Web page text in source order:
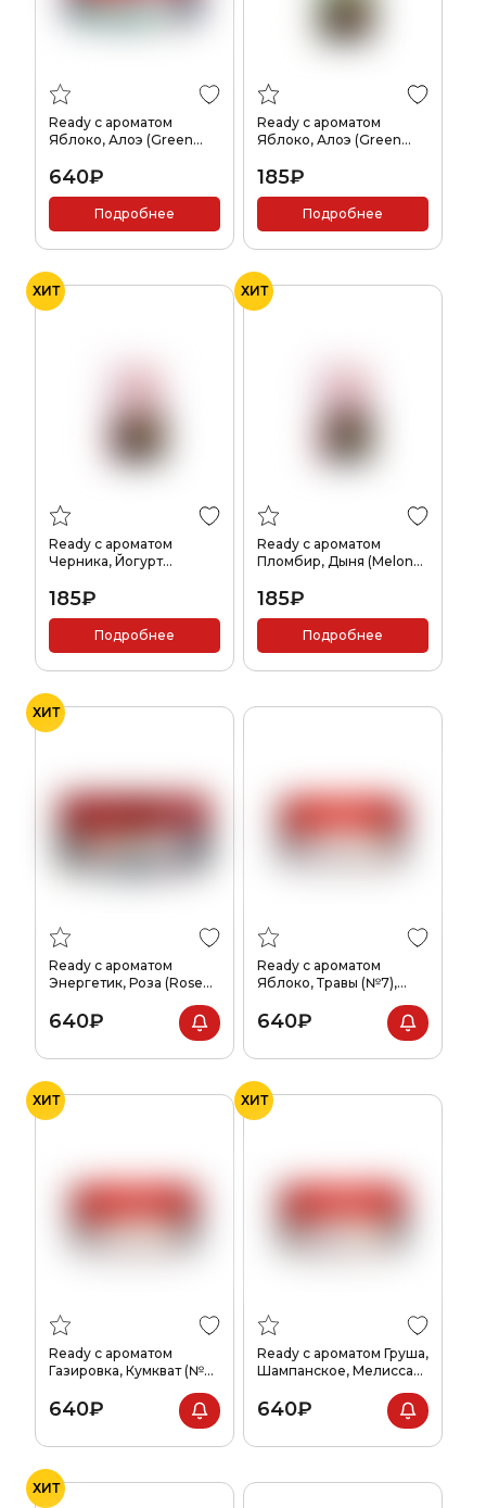
Ready с ароматом
Яблоко, Алоэ (Green
640₽
Подробнее
Ready с ароматом
Яблоко, Алоэ (Green
185₽
Подробнее
ХИТ
Ready с ароматом
Черника, Йогурт
185₽
Подробнее
ХИТ
Ready с ароматом
Пломбир, Дыня (Melon
185₽
Подробнее
ХИТ
Ready с ароматом
Энергетик, Роза (Rose
640₽
Ready с ароматом
Яблоко, Травы (№7),
640₽
ХИТ
Ready с ароматом
Газировка, Кумкват (№3),
640₽
ХИТ
Ready с ароматом Груша,
Шампанское, Мелисса
640₽
ХИТ